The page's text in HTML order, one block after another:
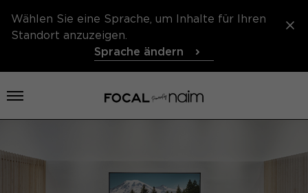
Wählen Sie eine Sprache, um Inhalte für Ihren
Standort anzuzeigen.
Sprache ändern
Menü öffnen